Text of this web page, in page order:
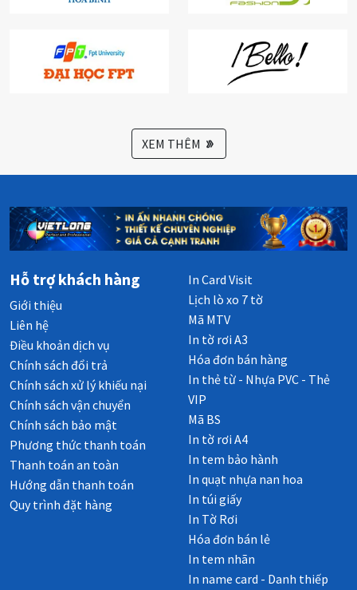
XEM THÊM
Hỗ trợ khách hàng
Giới thiệu
Liên hệ
Điều khoản dịch vụ
Chính sách đổi trả
Chính sách xử lý khiếu nại
Chính sách vận chuyển
Chính sách bảo mật
Phương thức thanh toán
Thanh toán an toàn
Hướng dẫn thanh toán
Quy trình đặt hàng
In Card Visit
Lịch lò xo 7 tờ
Mã MTV
In tờ rơi A3
Hóa đơn bán hàng
In thẻ từ - Nhựa PVC - Thẻ
VIP
Mã BS
In tờ rơi A4
In tem bảo hành
In quạt nhựa nan hoa
In túi giấy
In Tờ Rơi
Hóa đơn bán lẻ
In tem nhãn
In name card - Danh thiếp